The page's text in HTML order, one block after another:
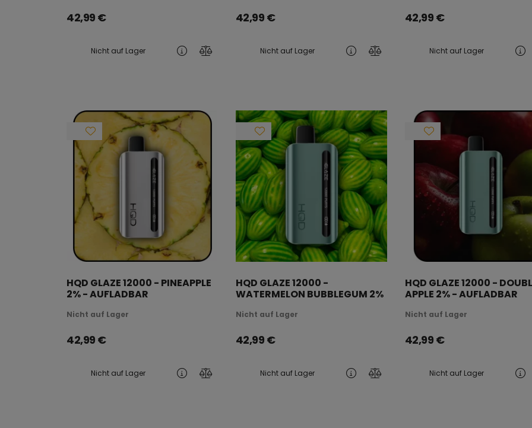
42,99 €
Nicht auf Lager
42,99 €
Nicht auf Lager
42,99 €
Nicht auf Lager
HQD GLAZE 12000 - PINEAPPLE
2% - AUFLADBAR
Nicht auf Lager
42,99 €
Nicht auf Lager
HQD GLAZE 12000 -
WATERMELON BUBBLEGUM 2%
Nicht auf Lager
42,99 €
Nicht auf Lager
HQD GLAZE 12000 -
APPLE 2% - AUFLADBAR
Nicht auf Lager
42,99 €
Nicht auf Lager